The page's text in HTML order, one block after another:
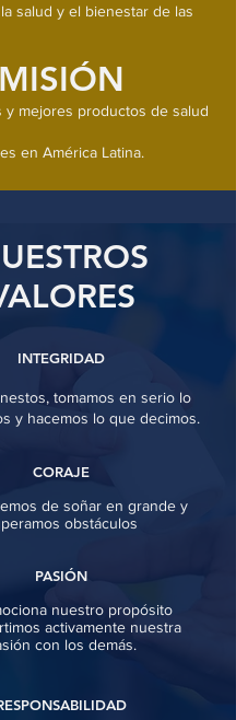
salud y el bienestar de las
MISIÓN
mejores productos de salud
en América Latina.
INTEGRIDAD
tomamos en serio lo
y hacemos lo que decimos.
CORAJE
de soñar en grande y
obstáculos
PASIÓN
nuestro propósito
activamente nuestra
con los demás.